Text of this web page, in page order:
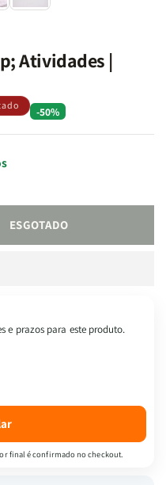
Atividades |
-50%
ESGOTADO
e prazos para este produto.
final é confirmado no checkout.